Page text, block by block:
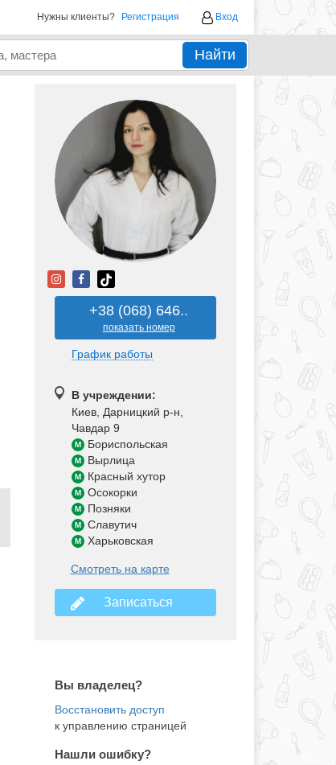
Нужны клиенты? Регистрация Вход
Найти
+38 (068) 646..
показать номер
График работы
В учреждении:
Киев, Дарницкий р-н
Чавдар 9
M Бориспольская
M Вырлица
M Красный хутор
M Осокорки
M Позняки
M Славутич
M Харьковская
Смотреть на карте
Записаться
Вы владелец?
к управлению страницей
Нашли ошибку?